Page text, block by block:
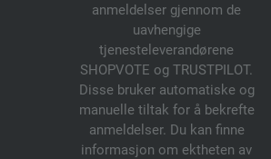
anmeldelser gjennom de
uavhengige
tjenesteleverandørene
SHOPVOTE og TRUSTPILOT.
Disse bruker automatiske og
manuelle tiltak for å bekrefte
anmeldelser. Du kan finne
informasjon om ektheten av